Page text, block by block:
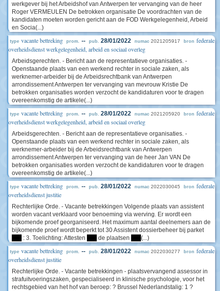
werkgever bij het Arbeidshof van Antwerpen ter vervanging van de heer
Roger VERMEULEN De betrokken organisatie De voordrachten van de
kandidaten moeten worden gericht aan de FOD Werkgelegenheid, Arbeid
en Socia(...)
type vacante bettreking prom. -- pub. 28/01/2022 numac 2021205917 bron federale
overheidsdienst werkgelegenheid, arbeid en sociaal overleg
Arbeidsgerechten. - Bericht aan de representatieve organisaties. -
Openstaande plaats van een werkend rechter in sociale zaken, als
werknemer-arbeider bij de Arbeidsrechtbank van Antwerpen
arrondissement Antwerpen ter vervanging van mevrouw Kristie De
betrokken organisaties worden verzocht de kandidaturen voor te dragen
overeenkomstig de artikele(...)
type vacante bettreking prom. -- pub. 28/01/2022 numac 2021205920 bron federale
overheidsdienst werkgelegenheid, arbeid en sociaal overleg
Arbeidsgerechten. - Bericht aan de representatieve organisaties. -
Openstaande plaats van een werkend rechter in sociale zaken, als
werknemer-arbeider bij de Arbeidsrechtbank van Antwerpen
arrondissement Antwerpen ter vervanging van de heer Jan VAN De
betrokken organisaties worden verzocht de kandidaturen voor te dragen
overeenkomstig de artikele(...)
type vacante bettreking prom. -- pub. 28/01/2022 numac 2022030045 bron federale
overheidsdienst justitie
Rechterlijke Orde. - Vacante betrekkingen Volgende plaats van assistent
worden vacant verklaard voor benoeming via werving. Er wordt een
bijkomende proef georganiseerd. Het maximum aantal deelnemers aan de
bijkomende proef wordt beperkt tot 30 Assistent dossierbeheer bij parket
: 3. Toelichting: Attesten de plaatsen (...)
type vacante bettreking prom. -- pub. 28/01/2022 numac 2022030277 bron federale
overheidsdienst justitie
Rechterlijke Orde. - Vacante betrekkingen - plaatsvervangend assessor in
strafuitvoeringszaken, gespecialiseerd in klinische psychologie, voor het
rechtsgebied van het hof van beroep: ? Brussel Nederlandstalig: 1 ?